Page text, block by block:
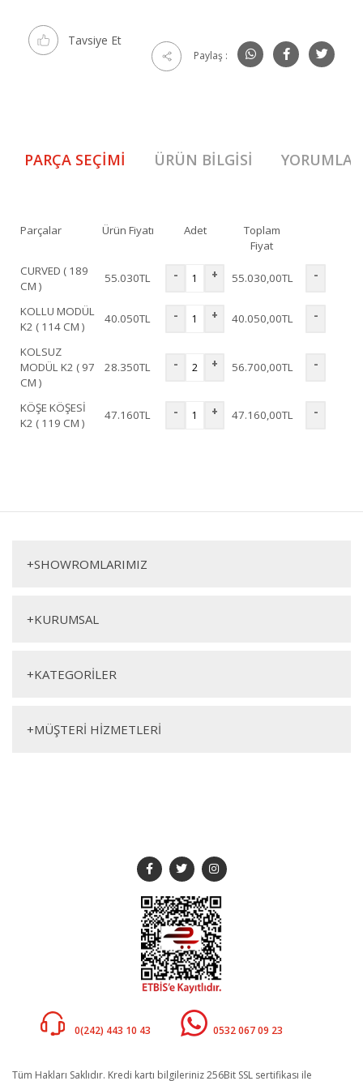
Tavsiye Et
Paylaş :
PARÇA SEÇIMI ÜRÜN BILGISI YORUMLAR
Parçalar Ürün Fiyatı Adet
Toplam
Fiyat
CURVED ( 189
CM )
55.030TL - + 55.030,00TL -
KOLLU MODÜL
K2 ( 114 CM )
40.050TL - + 40.050,00TL -
KOLSUZ
MODÜL K2 ( 97
CM )
28.350TL - + 56.700,00TL -
KÖŞE KÖŞESİ
K2 ( 119 CM )
47.160TL - + 47.160,00TL -
Madre Köşe Koltuk
335*430cm cm
cm
+SHOWROMLARIMIZ
+KURUMSAL
+KATEGORİLER
+MÜŞTERİ HİZMETLERİ
0(242) 443 10 43
0532 067 09 23
Tüm Hakları Saklıdır. Kredi kartı bilgileriniz 256Bit SSL sertifikası ile